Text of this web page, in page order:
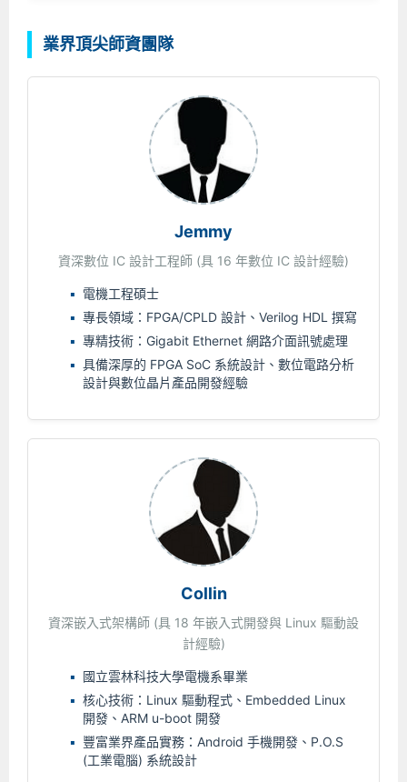
業界頂尖師資團隊
Jemmy
資深數位 IC 設計工程師 (具 16 年數位 IC 設計經驗)
電機工程碩士
專長領域：FPGA/CPLD 設計、Verilog HDL 撰寫
專精技術：Gigabit Ethernet 網路介面訊號處理
具備深厚的 FPGA SoC 系統設計、數位電路分析
設計與數位晶片產品開發經驗
Collin
資深嵌入式架構師 (具 18 年嵌入式開發與 Linux 驅動設
計經驗)
國立雲林科技大學電機系畢業
核心技術：Linux 驅動程式、Embedded Linux
開發、ARM u-boot 開發
豐富業界產品實務：Android 手機開發、P.O.S
(工業電腦) 系統設計